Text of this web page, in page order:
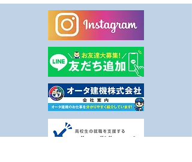
8月休業日のお知らせ